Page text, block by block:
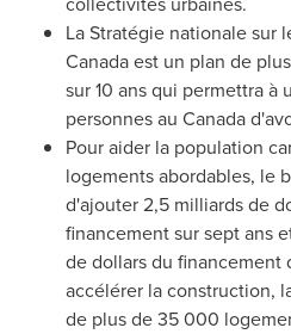
La Stratégie nationale sur
Canadaest un plan de
sur 10 ans qui permettra à
personnes au Canada
Pour aider la population
logements abordables, le
d'ajouter 2,5 milliards de
financement sur sept ans
de dollars du financement
accélérer la construction,
de plus de 35 000